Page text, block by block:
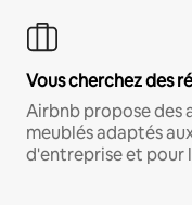
Vous cherchez des
Airbnb propose des
meublés adaptés
d'entreprise et pour